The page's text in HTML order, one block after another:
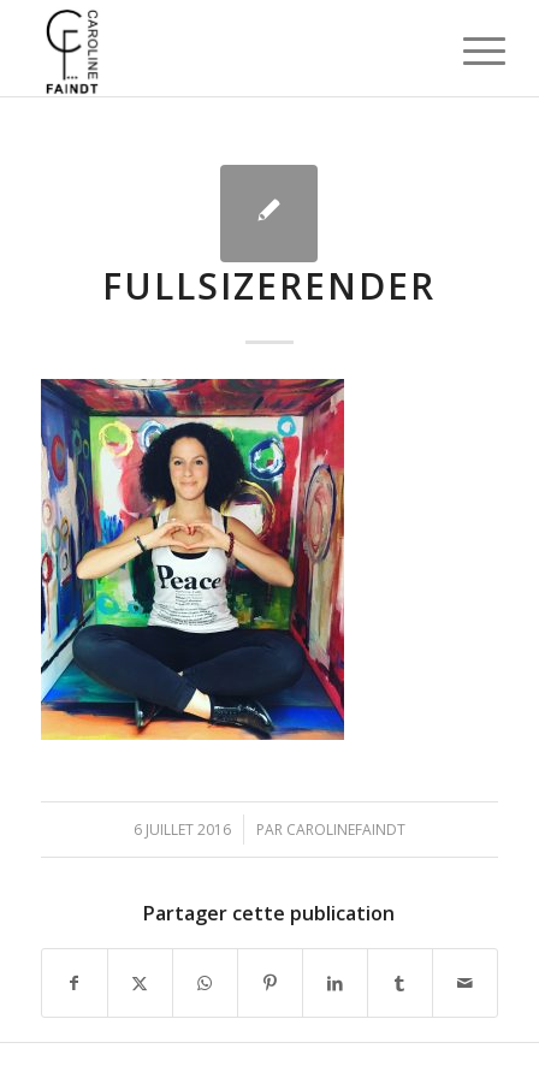
FULLSIZERENDER
6 JUILLET 2016
/ PAR CAROLINEFAINDT
Partager cette publication